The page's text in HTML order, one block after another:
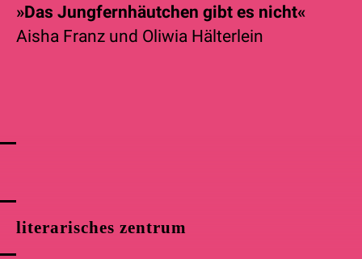
literarisches zentrum
»Das Jungfernhäutchen gibt es nicht«
Aisha Franz und Oliwia Hälterlein